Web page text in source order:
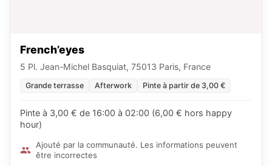
French’eyes
5 Pl. Jean-Michel Basquiat, 75013 Paris, France
Grande terrasse Afterwork Pinte à partir de 3,00 €
Pinte à 3,00 € de 16:00 à 02:00 (6,00 € hors happy
hour)
Ajouté par la communauté. Les informations peuvent
être incorrectes